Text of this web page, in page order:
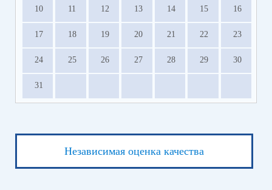
10 11 12 13 14 15 16
17 18 19 20 21 22 23
24 25 26 27 28 29 30
31
Независимая оценка качества